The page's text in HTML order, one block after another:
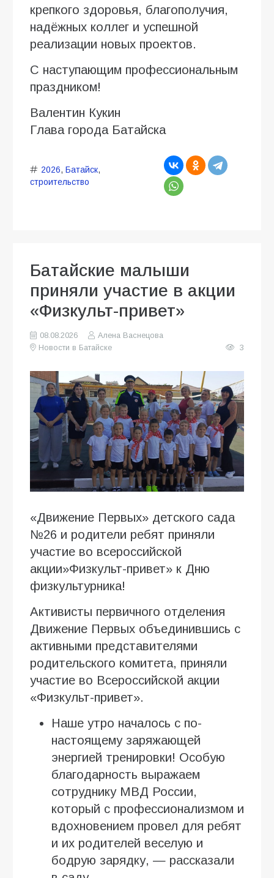
крепкого здоровья, благополучия,
надёжных коллег и успешной
реализации новых проектов.
С наступающим профессиональным
праздником!
Валентин Кукин
Глава города Батайска
2026, Батайск,
строительство
Батайские малыши
приняли участие в акции
«Физкульт-привет»
08.08.2026
Алена Васнецова
Новости в Батайске
3
«Движение Первых» детского сада
№26 и родители ребят приняли
участие во всероссийской
акции»Физкульт-привет» к Дню
физкультурника!
Активисты первичного отделения
Движение Первых объединившись с
активными представителями
родительского комитета, приняли
участие во Всероссийской акции
«Физкульт-привет».
Наше утро началось с по-
настоящему заряжающей
энергией тренировки! Особую
благодарность выражаем
сотруднику МВД России,
который с профессионализмом и
вдохновением провел для ребят
и их родителей веселую и
бодрую зарядку, — рассказали